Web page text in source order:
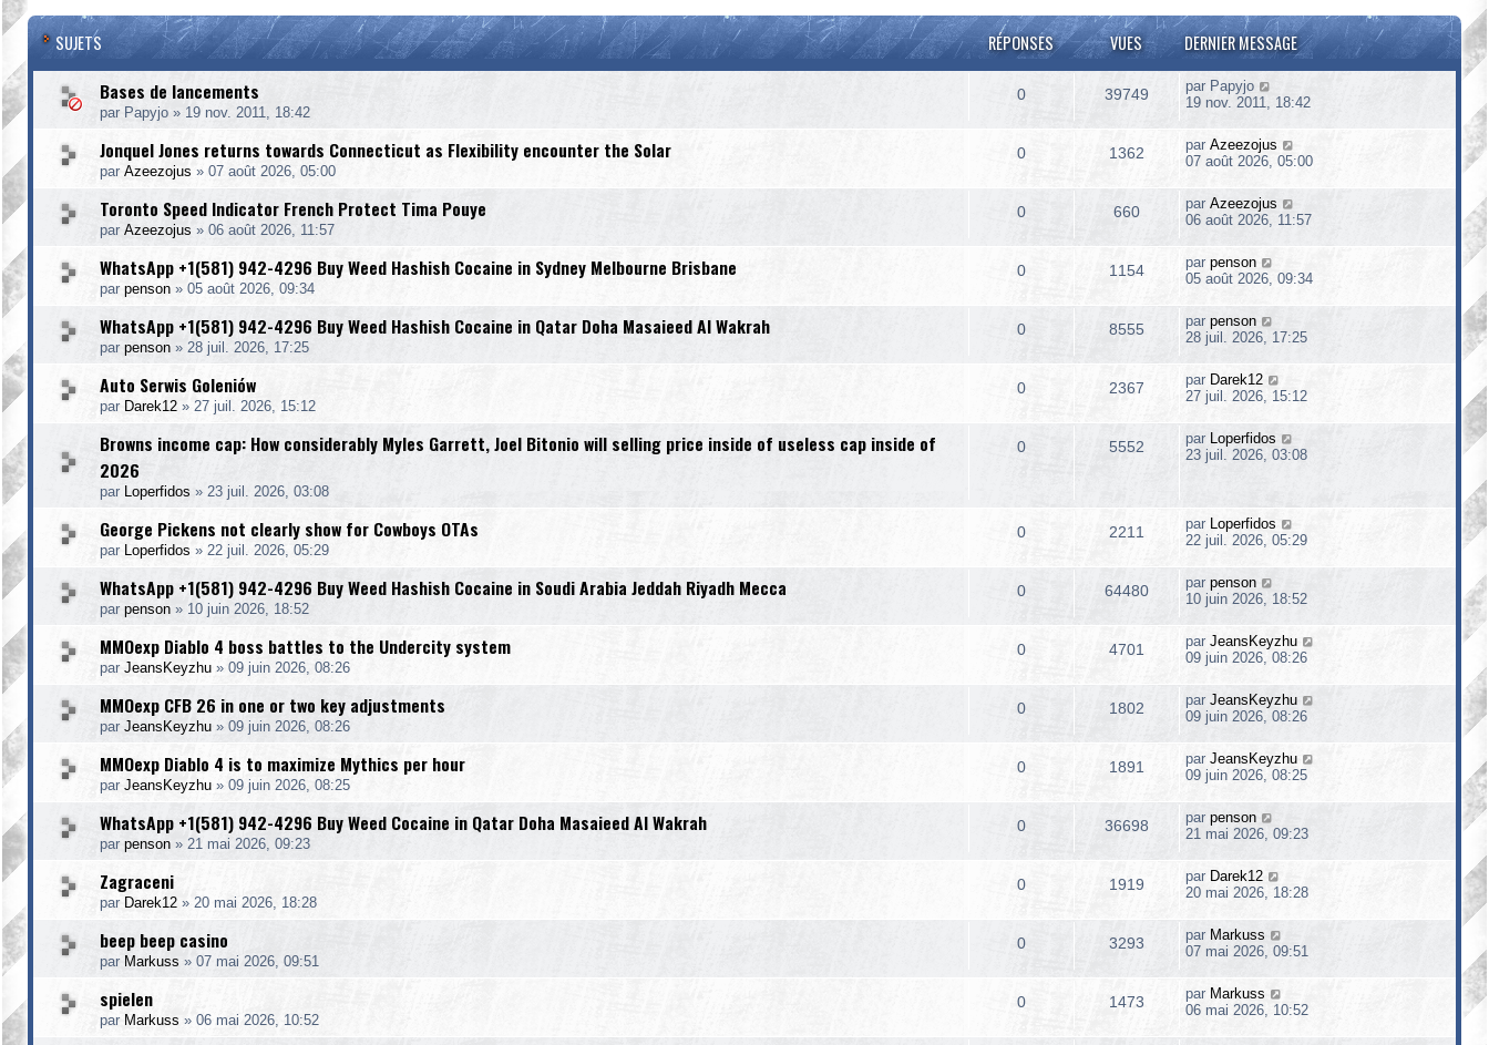
SUJETS RÉPONSES VUES DERNIER MESSAGE
Bases de lancements
par Papyjo » 19 nov. 2011, 18:42
0 39749 par Papyjo
19 nov. 2011, 18:42
Jonquel Jones returns towards Connecticut as Flexibility encounter the Solar
par Azeezojus » 07 août 2026, 05:00
0 1362 par Azeezojus
07 août 2026, 05:00
Toronto Speed Indicator French Protect Tima Pouye
par Azeezojus » 06 août 2026, 11:57
0 660 par Azeezojus
06 août 2026, 11:57
WhatsApp +1(581) 942-4296 Buy Weed Hashish Cocaine in Sydney Melbourne Brisbane
par penson » 05 août 2026, 09:34
0 1154 par penson
05 août 2026, 09:34
WhatsApp +1(581) 942-4296 Buy Weed Hashish Cocaine in Qatar Doha Masaieed Al Wakrah
par penson » 28 juil. 2026, 17:25
0 8555 par penson
28 juil. 2026, 17:25
Auto Serwis Goleniów
par Darek12 » 27 juil. 2026, 15:12
0 2367 par Darek12
27 juil. 2026, 15:12
Browns income cap: How considerably Myles Garrett, Joel Bitonio will selling price inside of useless cap inside of
2026
par Loperfidos » 23 juil. 2026, 03:08
0 5552 par Loperfidos
23 juil. 2026, 03:08
George Pickens not clearly show for Cowboys OTAs
par Loperfidos » 22 juil. 2026, 05:29
0 2211 par Loperfidos
22 juil. 2026, 05:29
WhatsApp +1(581) 942-4296 Buy Weed Hashish Cocaine in Soudi Arabia Jeddah Riyadh Mecca
par penson » 10 juin 2026, 18:52
0 64480 par penson
10 juin 2026, 18:52
MMOexp Diablo 4 boss battles to the Undercity system
par JeansKeyzhu » 09 juin 2026, 08:26
0 4701 par JeansKeyzhu
09 juin 2026, 08:26
MMOexp CFB 26 in one or two key adjustments
par JeansKeyzhu » 09 juin 2026, 08:26
0 1802 par JeansKeyzhu
09 juin 2026, 08:26
MMOexp Diablo 4 is to maximize Mythics per hour
par JeansKeyzhu » 09 juin 2026, 08:25
0 1891 par JeansKeyzhu
09 juin 2026, 08:25
WhatsApp +1(581) 942-4296 Buy Weed Cocaine in Qatar Doha Masaieed Al Wakrah
par penson » 21 mai 2026, 09:23
0 36698 par penson
21 mai 2026, 09:23
Zagraceni
par Darek12 » 20 mai 2026, 18:28
0 1919 par Darek12
20 mai 2026, 18:28
beep beep casino
par Markuss » 07 mai 2026, 09:51
0 3293 par Markuss
07 mai 2026, 09:51
spielen
par Markuss » 06 mai 2026, 10:52
0 1473 par Markuss
06 mai 2026, 10:52